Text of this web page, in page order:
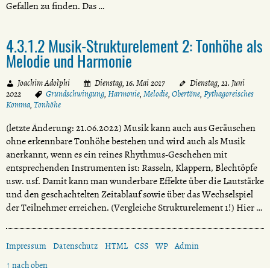
Gefallen zu finden. Das …
4.3.1.2 Musik-Strukturelement 2: Tonhöhe als
Melodie und Harmonie
Joachim Adolphi Dienstag, 16. Mai 2017
Dienstag, 21. Juni
2022
Grundschwingung, Harmonie, Melodie, Obertöne, Pythagoreisches
Komma, Tonhöhe
(letzte Änderung: 21.06.2022) Musik kann auch aus Geräuschen
ohne erkennbare Tonhöhe bestehen und wird auch als Musik
anerkannt, wenn es ein reines Rhythmus-Geschehen mit
entsprechenden Instrumenten ist: Rasseln, Klappern, Blechtöpfe
usw. usf. Damit kann man wunderbare Effekte über die Lautstärke
und den geschachtelten Zeitablauf sowie über das Wechselspiel
der Teilnehmer erreichen. (Vergleiche Strukturelement 1!) Hier …
Impressum Datenschutz HTML CSS WP Admin
↑ nach oben